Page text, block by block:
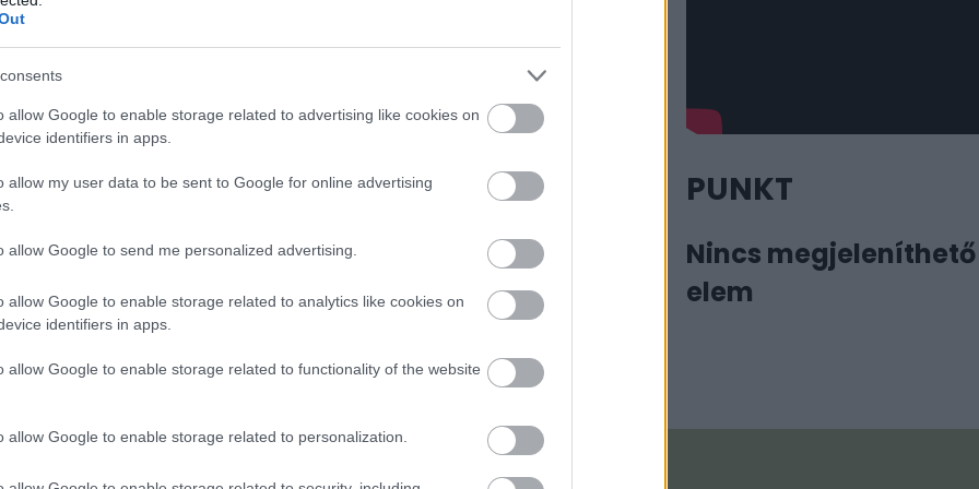
allow Google to enable storage related to advertising like cookies on
identifiers in apps.
allow my user data to be sent to Google for online advertising
allow Google to send me personalized advertising.
allow Google to enable storage related to analytics like cookies on
identifiers in apps.
allow Google to enable storage related to functionality of the website
allow Google to enable storage related to personalization.
Több mint tízezren látták már Frida
Kahlo évtizedekig elzárt
fotógyűjteményét a Mai Manó
10.000 feletti kíváncsi tekintetet vonzott már a Frida Kahlo
fotógyűjteménye című kiállítás a Mai Manó Házban, mely a
mexikói művésznő, popkulturális ikon életének rejtett
PUNKT
Nincs megjeleníthető
elem